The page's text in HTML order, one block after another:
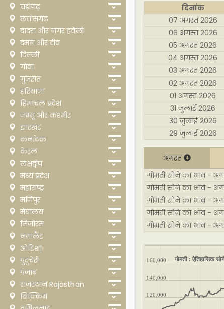
चंडीगढ़
छत्तीसगढ
दादरा और नगर हवेली
दमन और दीव
दिल्ली
गोवा
गुजरात
हरियाणा
हिमाचल प्रदेश
जम्मू और कश्मीर
झारखंड
कर्नाटक
केरल
लक्षद्वीप
मध्य प्रदेश
महाराष्ट्र
मणिपुर
मेघालय
मिजोरम
नगालैंड
ओडिशा
पुदुचेरी
पंजाब
राजस्थान Rajasthan
सिक्किम
दिनांक
07 अगस्त 2026
06 अगस्त 2026
05 अगस्त 2026
04 अगस्त 2026
03 अगस्त 2026
02 अगस्त 2026
01 अगस्त 2026
31 जुलाई 2026
30 जुलाई 2026
29 जुलाई 2026
अगस्त
गोमती सोने का भाव -
गोमती सोने का भाव -
गोमती सोने का भाव -
गोमती सोने का भाव -
गोमती सोने का भाव -
गोमती : ऐतिहासिक
120,000
140,000
160,000